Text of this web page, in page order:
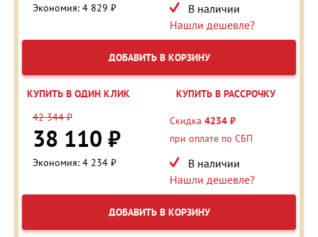
Экономия: 4 829 ₽
В наличии
Нашли дешевле?
ДОБАВИТЬ В КОРЗИНУ
КУПИТЬ В ОДИН КЛИК
КУПИТЬ В РАССРОЧКУ
42 344 ₽
38 110 ₽
Экономия: 4 234 ₽
Скидка 4234 ₽
при оплате по СБП
В наличии
Нашли дешевле?
ДОБАВИТЬ В КОРЗИНУ